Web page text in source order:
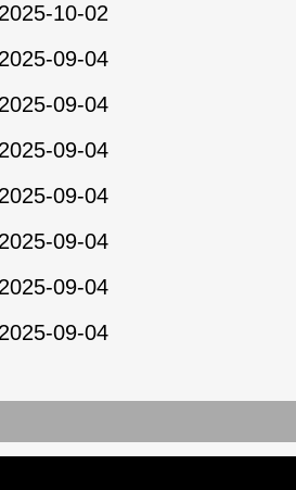
2025-10-02
2025-09-04
2025-09-04
2025-09-04
2025-09-04
2025-09-04
2025-09-04
2025-09-04